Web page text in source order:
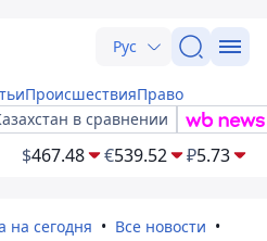
Рус
ПроисшествияПраво
в сравнении
$467.48 €539.52 ₽5.73
на сегодня
Все новости